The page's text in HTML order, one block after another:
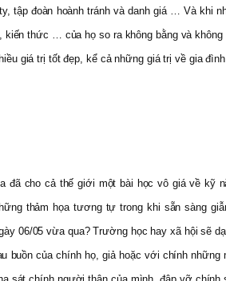
tập đoàn hoành tránh và danh giá … Và
thức … của họ so ra không bằng và
giá trị tốt đẹp, kể cả những giá trị về gia
đã cho cả thế giới một bài học vô giá về
thảm họa tương tự trong khi sẵn sàng
06/05 vừa qua? Trường học hay xã hội sẽ
buồn của chính họ, giả hoặc với chính